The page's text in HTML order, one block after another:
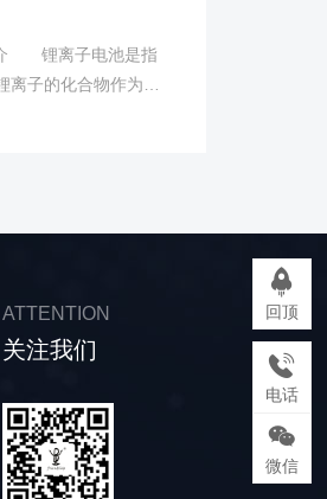
致性。电动汽车所
如果一致性问题解
无法大规模应用于电
目前国内在磷酸铁
问题。 可喜的是我
了一定的成绩，尽管
上述问题的解决也将
定是一片光明。
锂离子电池是指
子的化合物作为正
会以金属锂的形态出
成为正负极、电解
能吸藏锂离子的
择电位尽可能接
碳材料包括天然石
球碳素等和金属氧化
ATTENTION
关注我们
回顶
电话
微信